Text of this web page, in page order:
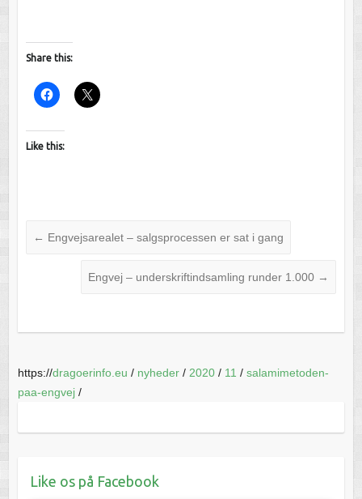
Share this:
Like this:
← Engvejsarealet – salgsprocessen er sat i gang
Engvej – underskriftindsamling runder 1.000 →
https://dragoerinfo.eu / nyheder/ 2020/ 11 / salamimetoden-
paa-engvej/
Like os på Facebook